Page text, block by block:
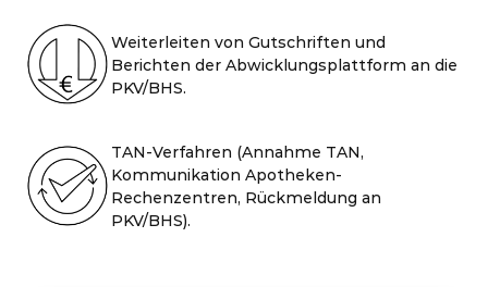
Weiterleiten von Gutschriften und
Berichten der Abwicklungsplattform an die
PKV/BHS.
TAN-Verfahren (Annahme TAN,
Kommunikation Apotheken-
Rechenzentren, Rückmeldung an
PKV/BHS).